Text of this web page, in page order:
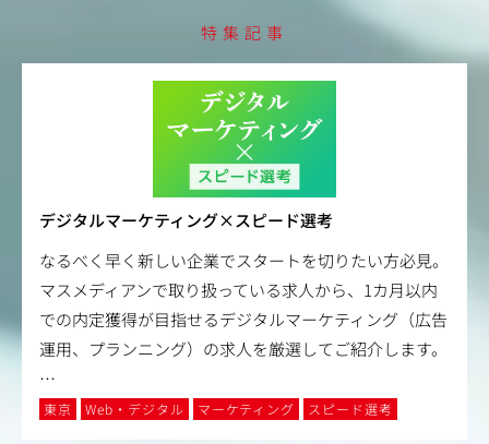
特集記事
デジタルマーケティング×スピード選考
なるべく早く新しい企業でスタートを切りたい方必見。
マスメディアンで取り扱っている求人から、1カ月以内
での内定獲得が目指せるデジタルマーケティング（広告
運用、プランニング）の求人を厳選してご紹介します。
…
東京 Web・デジタル マーケティング スピード選考